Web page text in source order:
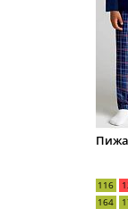
116
164